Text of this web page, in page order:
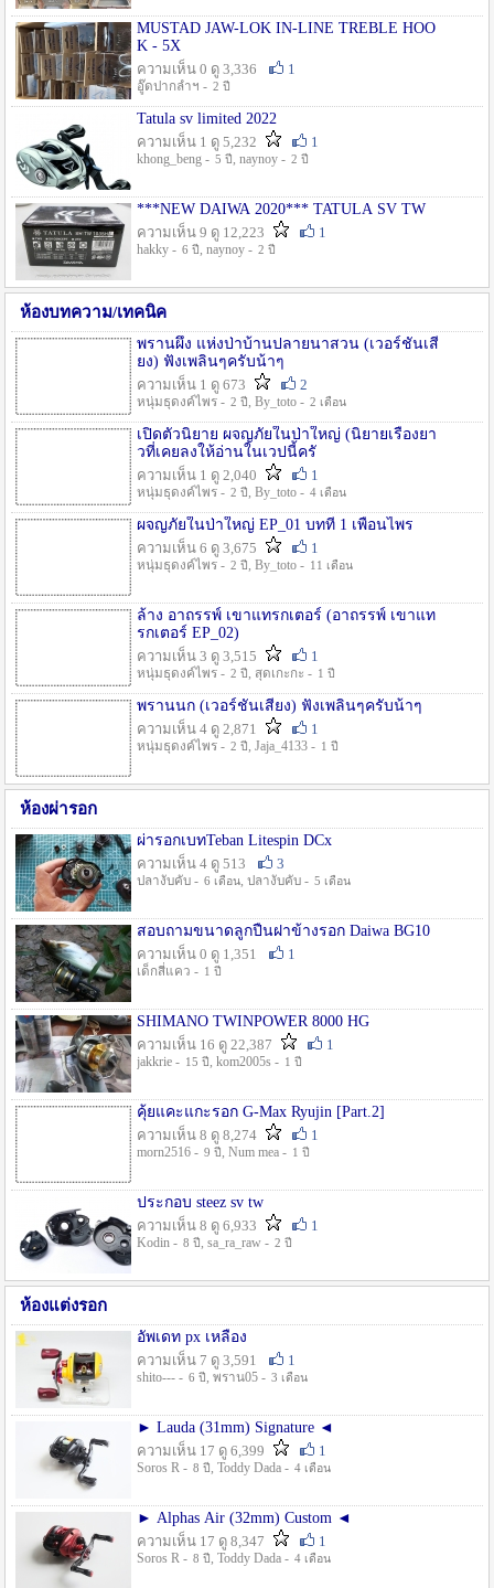
MUSTAD JAW-LOK IN-LINE TREBLE HOO
K - 5X
ความเห็น 0 ดู 3,336
1
อู๊ดปากลำฯ - 2 ปี
Tatula sv limited 2022
ความเห็น 1 ดู 5,232
1
khong_beng - 5 ปี , naynoy - 2 ปี
***NEW DAIWA 2020*** TATULA SV TW
ความเห็น 9 ดู 12,223
1
hakky - 6 ปี , naynoy - 2 ปี
ห้องบทความ/เทคนิค
พรานผึ้ง แห่งป่าบ้านปลายนาสวน (เวอร์ชั่นเสี
ยง) ฟังเพลินๆครับน้าๆ
ความเห็น 1 ดู 673
2
หนุ่มธุดงค์ไพร - 2 ปี , By_toto - 2 เดือน
เปิดตัวนิยาย ผจญภัยในป่าใหญ่ (นิยายเรื่องยา
วที่เคยลงให้อ่านในเวปนี้ครั
ความเห็น 1 ดู 2,040
1
หนุ่มธุดงค์ไพร - 2 ปี , By_toto - 4 เดือน
ผจญภัยในป่าใหญ่ EP_01 บทที่ 1 เพื่อนไพร
ความเห็น 6 ดู 3,675
1
หนุ่มธุดงค์ไพร - 2 ปี , By_toto - 11 เดือน
ล้าง อาถรรพ์ เขาแทรกเตอร์ (อาถรรพ์ เขาแท
รกเตอร์ EP_02)
ความเห็น 3 ดู 3,515
1
หนุ่มธุดงค์ไพร - 2 ปี , สุดเกะกะ - 1 ปี
พรานนก (เวอร์ชั่นเสียง) ฟังเพลินๆครับน้าๆ
ความเห็น 4 ดู 2,871
1
หนุ่มธุดงค์ไพร - 2 ปี , Jaja_4133 - 1 ปี
ห้องผ่ารอก
ผ่ารอกเบทTeban Litespin DCx
ความเห็น 4 ดู 513
3
ปลางับคับ - 6 เดือน, ปลางับคับ - 5 เดือน
สอบถามขนาดลูกปืนฝาข้างรอก Daiwa BG10
ความเห็น 0 ดู 1,351
1
เด็กสี่แคว - 1 ปี
SHIMANO TWINPOWER 8000 HG
ความเห็น 16 ดู 22,387
1
jakkrie - 15 ปี , kom2005s - 1 ปี
คุ้ยแคะแกะรอก G-Max Ryujin [Part.2]
ความเห็น 8 ดู 8,274
1
morn2516 - 9 ปี , Num mea - 1 ปี
ประกอบ steez sv tw
ความเห็น 8 ดู 6,933
1
Kodin - 8 ปี , sa_ra_raw - 2 ปี
ห้องแต่งรอก
อัพเดท px เหลือง
ความเห็น 7 ดู 3,591
1
shito--- - 6 ปี , พราน05 - 3 เดือน
► Lauda (31mm) Signature ◄
ความเห็น 17 ดู 6,399
1
Soros R - 8 ปี , Toddy Dada - 4 เดือน
► Alphas Air (32mm) Custom ◄
ความเห็น 17 ดู 8,347
1
Soros R - 8 ปี , Toddy Dada - 4 เดือน